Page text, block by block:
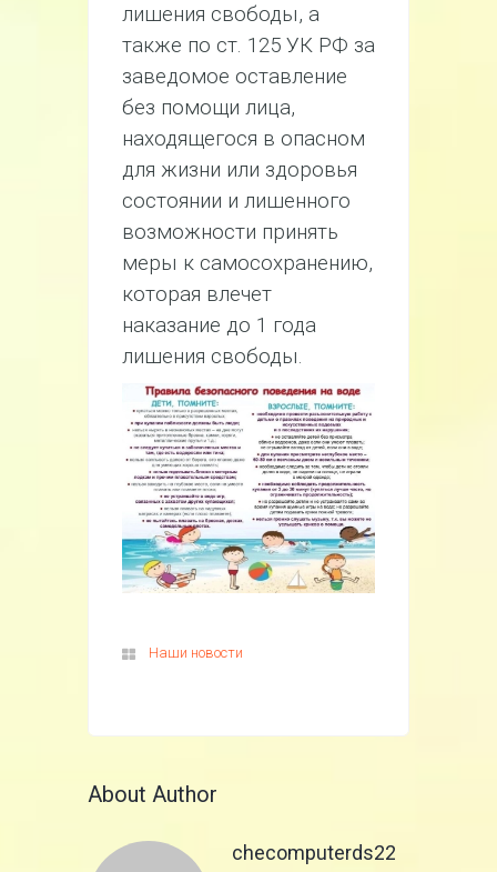
лишения свободы, а
также по ст. 125 УК РФ за
заведомое оставление
без помощи лица,
находящегося в опасном
для жизни или здоровья
состоянии и лишенного
возможности принять
меры к самосохранению,
которая влечет
наказание до 1 года
лишения свободы.
Наши новости
About Author
checomputerds22